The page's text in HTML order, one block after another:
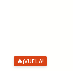
🔥¡VUELA!